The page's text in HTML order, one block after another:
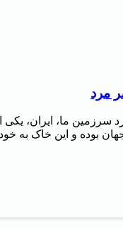
مرد
ما، ایران، یکی
بوده و این خاک به